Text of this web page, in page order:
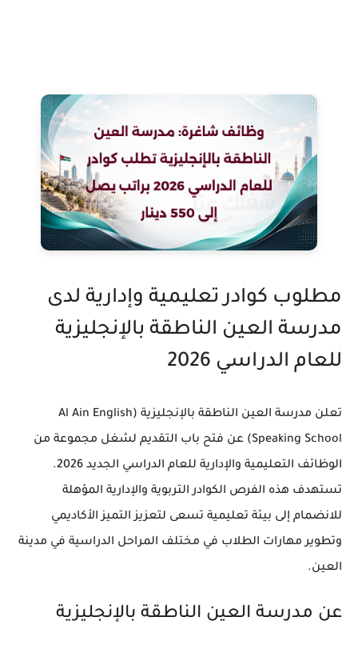
مطلوب كوادر تعليمية وإدارية لدى
مدرسة العين الناطقة بالإنجليزية
للعام الدراسي 2026
تعلن مدرسة العين الناطقة بالإنجليزية (Al Ain English
Speaking School) عن فتح باب التقديم لشغل مجموعة من
الوظائف التعليمية والإدارية للعام الدراسي الجديد 2026.
تستهدف هذه الفرص الكوادر التربوية والإدارية المؤهلة
للانضمام إلى بيئة تعليمية تسعى لتعزيز التميز الأكاديمي
وتطوير مهارات الطلاب في مختلف المراحل الدراسية في مدينة
العين.
عن مدرسة العين الناطقة بالإنجليزية